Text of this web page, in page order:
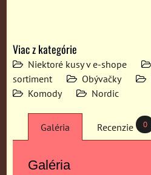
Viac z kategórie
Niektoré kusy v e-shope
sortiment
Obývačky
Komody
Nordic
Galéria Recenzie 0
Galéria